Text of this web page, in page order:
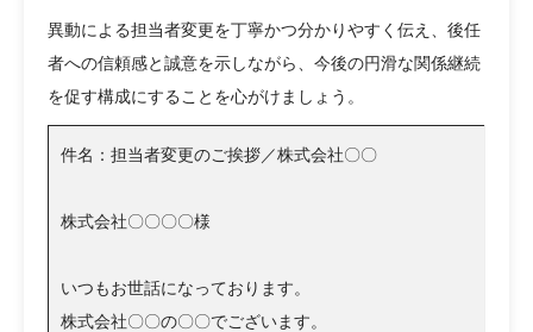
異動による担当者変更を丁寧かつ分かりやすく伝え、後任
者への信頼感と誠意を示しながら、今後の円滑な関係継続
を促す構成にすることを心がけましょう。
件名：担当者変更のご挨拶／株式会社〇〇
株式会社〇〇〇〇様
いつもお世話になっております。
株式会社〇〇の〇〇でございます。